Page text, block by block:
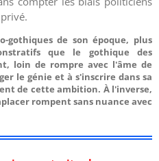
gothiques de son époque, plus
que le gothique des
loin de rompre avec l'âme de
le génie et à s'inscrire dans sa
de cette ambition. À l'inverse,
rompent sans nuance avec